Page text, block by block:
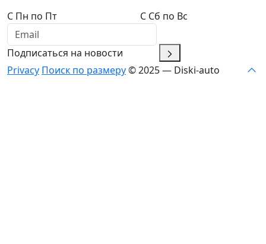
C Пн по Пт
C Сб по Вс
Подписаться на новости
Privacy Поиск по размеру© 2025 — Diski-auto